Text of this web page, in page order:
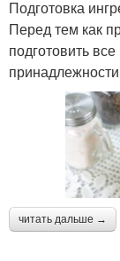
Подготовка
Перед тем как
подготовить
читать дальше →